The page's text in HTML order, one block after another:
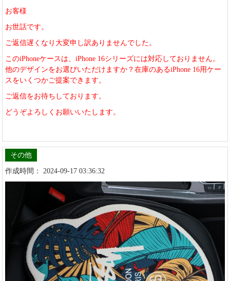
お客様
お世話です。
ご返信遅くなり大変申し訳ありませんでした。
このiPhoneケースは、iPhone 16シリーズには対応しておりません。
他のデザインをお選びいただけますか？在庫のあるiPhone 16用ケー
スをいくつかご提案できます。
ご返信をお待ちしております。
どうぞよろしくお願いいたします。
その他
作成時間： 2024-09-17 03:36:32